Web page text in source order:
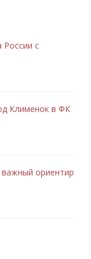
России с
Клименок в ФК
ориентир